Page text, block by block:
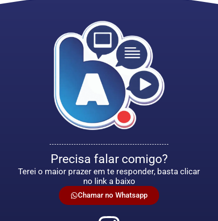
Precisa falar comigo?
Terei o maior prazer em te responder, basta clicar
no link a baixo
Chamar no Whatsapp